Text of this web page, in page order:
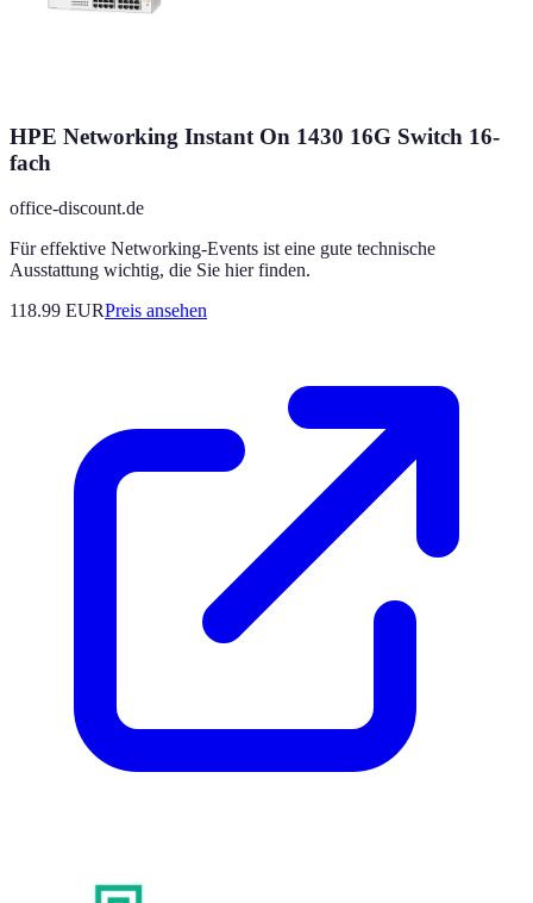
HPE Networking Instant On 1430 16G Switch 16-
fach
office-discount.de
Für effektive Networking-Events ist eine gute technische
Ausstattung wichtig, die Sie hier finden.
118.99 EURPreis ansehen